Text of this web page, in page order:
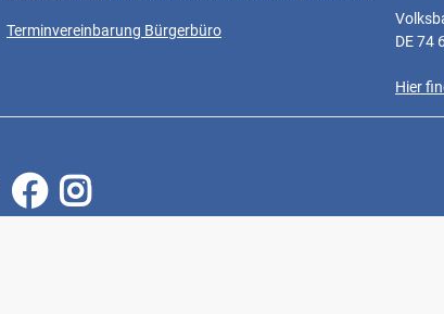
Terminvereinbarung Bürgerbüro
DE 74
Hier